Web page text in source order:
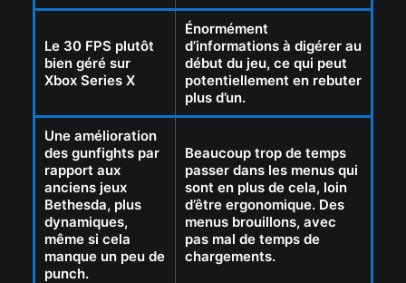
Le 30 FPS plutôt
bien géré sur
Xbox Series X
Énormément
d’informations à digérer au
début du jeu, ce qui peut
potentiellement en rebuter
plus d’un.
Une amélioration
des gunfights par
rapport aux
anciens jeux
Bethesda, plus
dynamiques,
même si cela
manque un peu de
punch.
Beaucoup trop de temps
passer dans les menus qui
sont en plus de cela, loin
d’être ergonomique. Des
menus brouillons, avec
pas mal de temps de
chargements.